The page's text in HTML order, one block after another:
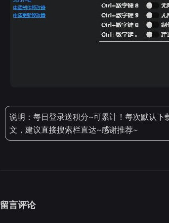
说明：每日登录送积分~可累计！每次默认
文，建议直接搜索栏直达~感谢推荐~
留言评论